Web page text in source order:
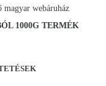
magyar webáruház
1000G TERMÉK